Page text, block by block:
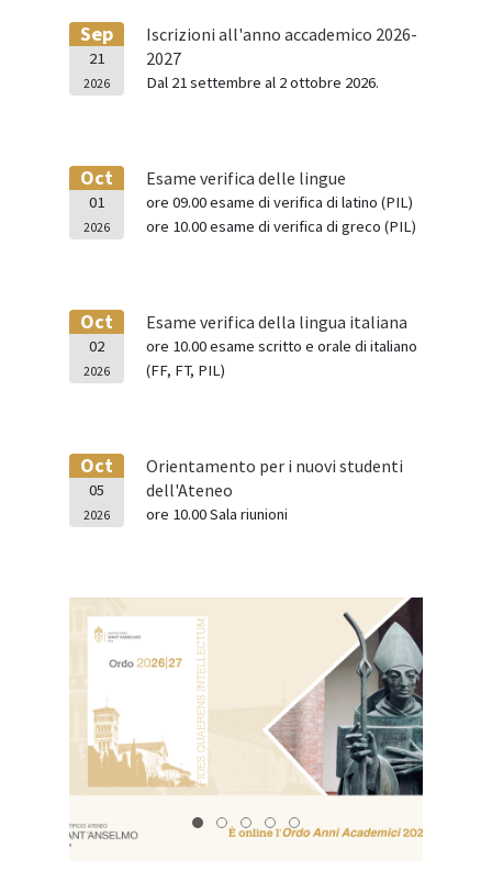
Sep
21
2026
Iscrizioni all'anno accademico 2026-
2027
Dal 21 settembre al 2 ottobre 2026.
Oct
01
2026
Esame verifica delle lingue
ore 09.00 esame di verifica di latino (PIL)
ore 10.00 esame di verifica di greco (PIL)
Oct
02
2026
Esame verifica della lingua italiana
ore 10.00 esame scritto e orale di italiano
(FF, FT, PIL)
Oct
05
2026
Orientamento per i nuovi studenti
dell'Ateneo
ore 10.00 Sala riunioni
ORDO 26-27
20260615 MasterI II Liv
2024.01.24 Tutorato
SAns SBernardo2026 1920x1080
20270123 Convegno